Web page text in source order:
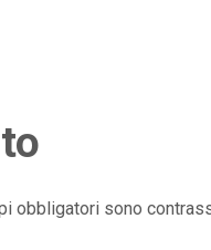
obbligatori sono